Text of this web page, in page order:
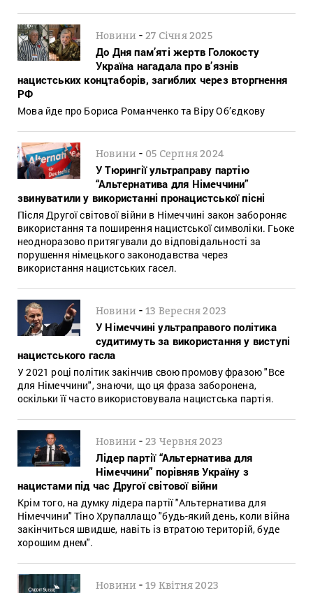
Новини -27 Січня 2025
До Дня пам’яті жертв Голокосту
Україна нагадала про в’язнів
нацистських концтаборів, загиблих через вторгнення
РФ
Мова йде про Бориса Романченко та Віру Об’єдкову
Новини - 05 Серпня 2024
У Тюрингії ультраправу партію
“Альтернатива для Німеччини”
звинуватили у використанні пронацистської пісні
Після Другої світової війни в Німеччині закон забороняє
використання та поширення нацистської символіки. Гьоке
неодноразово притягували до відповідальності за
порушення німецького законодавства через
використання нацистських гасел.
Новини -13 Вересня 2023
У Німеччині ультраправого політика
судитимуть за використання у виступі
нацистського гасла
У 2021 році політик закінчив свою промову фразою "Все
для Німеччини", знаючи, що ця фраза заборонена,
оскільки її часто використовувала нацистська партія.
Новини -23 Червня 2023
Лідер партії “Альтернатива для
Німеччини” порівняв Україну з
нацистами під час Другої світової війни
Крім того, на думку лідера партії "Альтернатива для
Німеччини" Тіно Хрупаллащо "будь-який день, коли війна
закінчиться швидше, навіть із втратою територій, буде
хорошим днем".
Новини -19 Квітня 2023